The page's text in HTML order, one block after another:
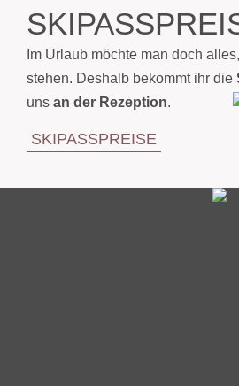
Im Urlaub möchte man doch
stehen. Deshalb bekommt ihr die
uns an der Rezeption.
SKIPASSPREISE